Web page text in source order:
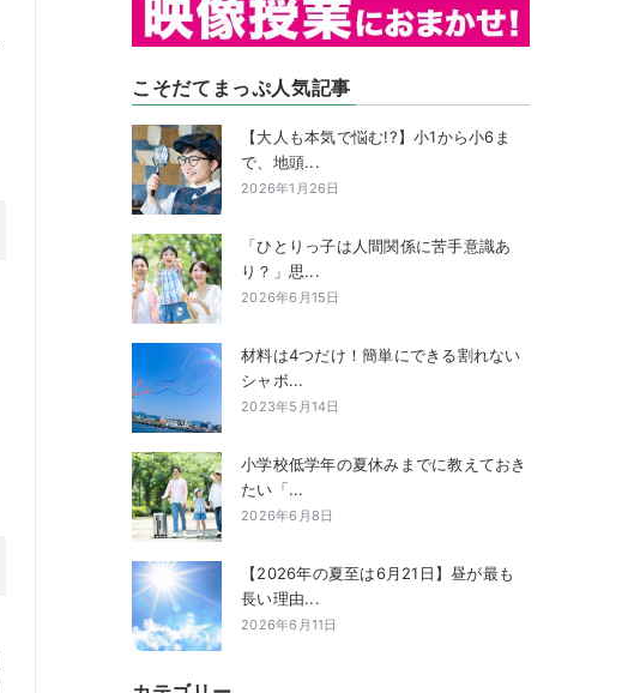
こそだてまっぷ人気記事
【大人も本気で悩む!?】小1から小6ま
で、地頭...
2026年1月26日
「ひとりっ子は人間関係に苦手意識あ
り？」思...
2026年6月15日
材料は4つだけ！簡単にできる割れない
シャボ...
2023年5月14日
小学校低学年の夏休みまでに教えておき
たい「...
2026年6月8日
【2026年の夏至は6月21日】昼が最も
長い理由...
2026年6月11日